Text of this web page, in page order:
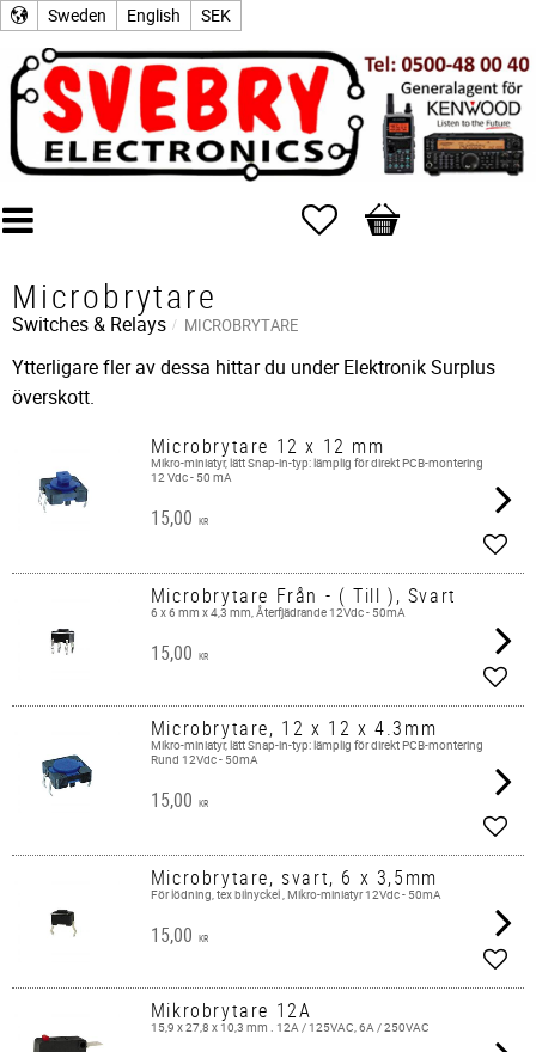
Sweden English SEK
Favorites
Basket
Microbrytare
Switches & Relays MICROBRYTARE
Ytterligare fler av dessa hittar du under Elektronik Surplus
överskott.
Microbrytare 12 x 12 mm
Mikro-miniatyr, lätt Snap-in-typ: lämplig för direkt PCB-montering
12 Vdc - 50 mA
15,00 KR
Add
Microbrytare Från - ( Till ), Svart
6 x 6 mm x 4,3 mm, Återfjädrande 12Vdc - 50mA
15,00 KR
Add
Microbrytare, 12 x 12 x 4.3mm
Mikro-miniatyr, lätt Snap-in-typ: lämplig för direkt PCB-montering
Rund 12Vdc - 50mA
15,00 KR
Add
Microbrytare, svart, 6 x 3,5mm
För lödning, tex bilnyckel , Mikro-miniatyr 12Vdc - 50mA
15,00 KR
Add
Mikrobrytare 12A
15,9 x 27,8 x 10,3 mm . 12A / 125VAC, 6A / 250VAC